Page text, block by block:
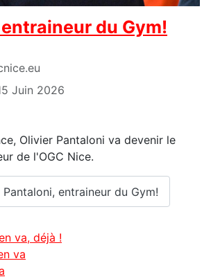
du Gym!
Juin 2026
Olivier Pantaloni va devenir le
de l'OGC Nice.
entraineur du Gym!
va, déjà !
va